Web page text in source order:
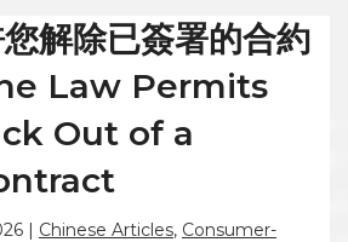
解除已簽署的合約
Law Permits
Out of a
| Chinese Articles, Consumer-